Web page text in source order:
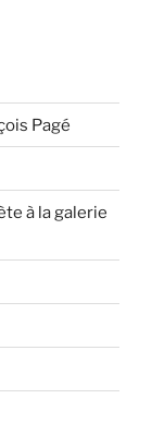
Pagé
à la galerie